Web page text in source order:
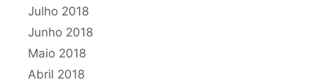
Julho 2018
Junho 2018
Maio 2018
Abril 2018